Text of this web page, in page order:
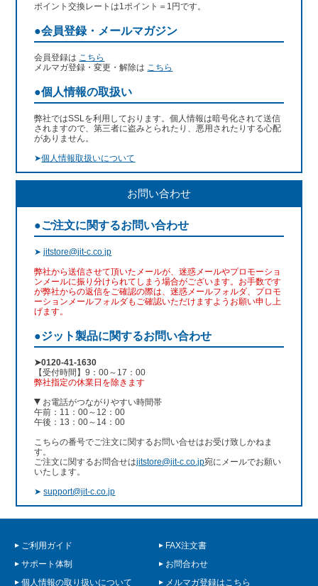
ポイント交換レートは1ポイント＝1円です。
●会員登録・メールマガジン
会員登録は こちら
メルマガ登録・変更・解除は こちら
●個人情報の取扱い
弊社ではSSLを利用しております。個人情報は暗号化されて送信
されますので、第三者に盗みとられたり、悪用されたりする心配
がありません。
➤個人情報取扱いについて
お問い合わせ
●ご注文に関するお問い合わせ
➤jitstore@jit-c.co.jp
弊社から送信させて頂いたメールが、迷惑メールやプロモーショ
ンメールに振り分けられてしまう場合がございます。お手数です
が弊社からの返信をご確認の際は、迷惑メールフォルダ、プロモ
ーションメールフォルダもご確認いただけますようお願い申し上
げます。
●ジット製品に関するお問い合わせ
➤0120-41-1630
【受付時間】9：00～17：00
弊社指定の休業日を除きます
お電話がつながりやすい時間帯
午前：11：00～12：00
午後：13：00～14：00
こちらの番号でご注文に関するお問い合せはお受け致しかねま
す。
ご注文に関するお問合せはjitstore@jit-c.co.jp宛にメールでお願い
いたします。
➤support@jit-c.co.jp
ご利用ガイド
FAX注文書
サポート体制
お問合わせ
個人情報の取り扱いについて
メルマガ登録はこちら